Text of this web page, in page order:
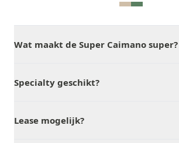
Wat maakt de Super Caimano super?
Specialty geschikt?
Lease mogelijk?